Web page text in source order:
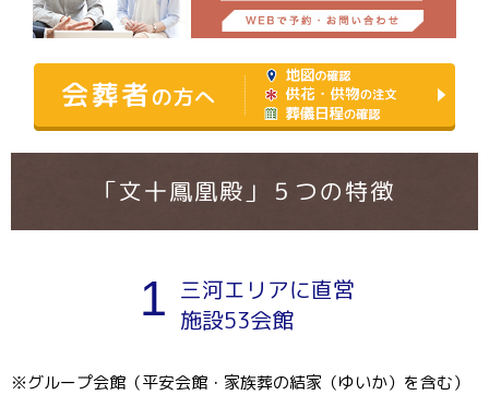
「文十鳳凰殿」５つの特徴
1 三河エリアに直営
施設53会館
※グループ会館（平安会館・家族葬の結家（ゆいか）を含む）